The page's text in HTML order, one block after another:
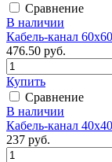
Сравнение
В наличии
Кабель-канал
476.50 руб.
Купить
Сравнение
В наличии
Кабель-канал
237 руб.